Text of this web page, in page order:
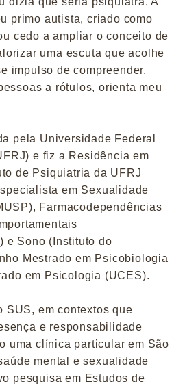
primo autista, criado como
cedo a ampliar o conceito de
uma escuta que acolhe
impulso de compreender,
a rótulos, orienta meu
pela Universidade Federal
e fiz a Residência em
de Psiquiatria da UFRJ
em Sexualidade
Farmacodependências
e Sono (Instituto do
Mestrado em Psicobiologia
em Psicologia (UCES).
SUS, em contextos que
e responsabilidade
uma clínica particular em São
mental e sexualidade
pesquisa em Estudos de